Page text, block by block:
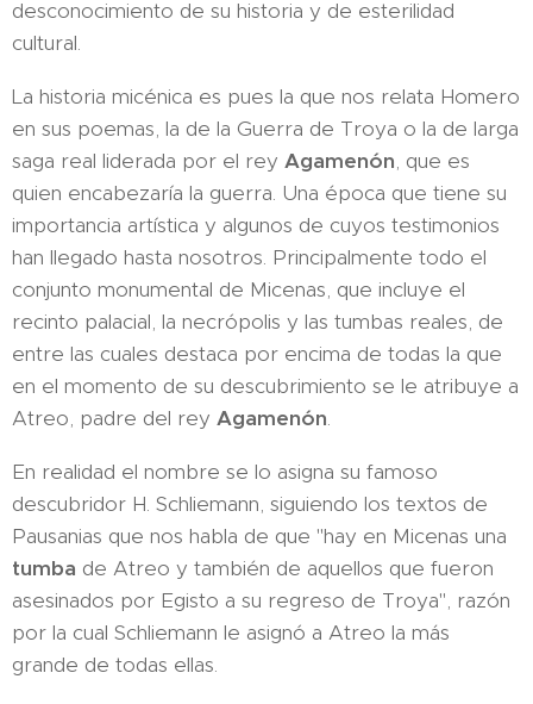
desconocimiento de su historia y de esterilidad
cultural.
La historia micénica es pues la que nos relata Homero
en sus poemas, la de la Guerra de Troya o la de larga
saga real liderada por el rey Agamenón, que es
quien encabezaría la guerra. Una época que tiene su
importancia artística y algunos de cuyos testimonios
han llegado hasta nosotros. Principalmente todo el
conjunto monumental de Micenas, que incluye el
recinto palacial, la necrópolis y las tumbas reales, de
entre las cuales destaca por encima de todas la que
en el momento de su descubrimiento se le atribuye a
Atreo, padre del rey Agamenón.
En realidad el nombre se lo asigna su famoso
descubridor H. Schliemann, siguiendo los textos de
Pausanias que nos habla de que "hay en Micenas una
tumba de Atreo y también de aquellos que fueron
asesinados por Egisto a su regreso de Troya", razón
por la cual Schliemann le asignó a Atreo la más
grande de todas ellas.